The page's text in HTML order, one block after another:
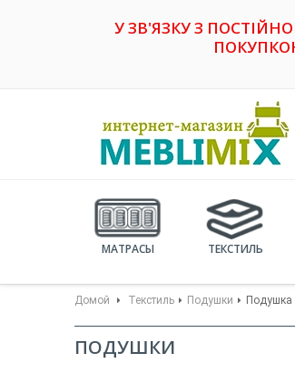
У ЗВ'ЯЗКУ З
МАТРАСЫ ТЕКСТИЛЬ
Домой Текстиль Подушки Подушка
ПОДУШКИ